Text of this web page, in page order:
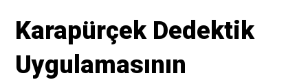
Karapürçek Dedektik
Uygulamasının